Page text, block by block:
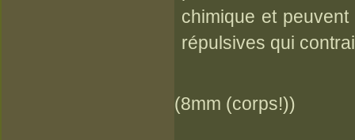
chimique et
répulsives qui
(8mm (corps!))